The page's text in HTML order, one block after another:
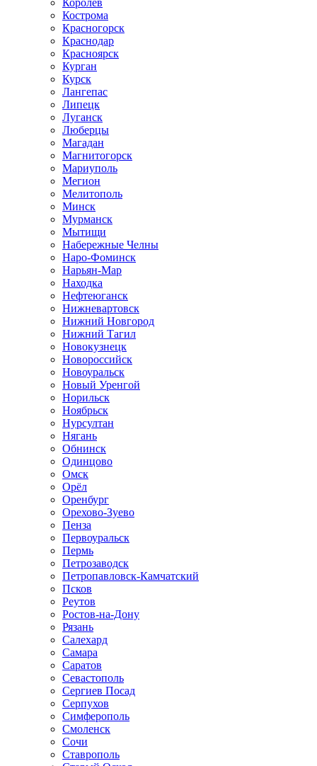
Королев
Кострома
Красногорск
Краснодар
Красноярск
Курган
Курск
Лангепас
Липецк
Луганск
Люберцы
Магадан
Магнитогорск
Мариуполь
Мегион
Мелитополь
Минск
Мурманск
Мытищи
Набережные Челны
Наро-Фоминск
Нарьян-Мар
Находка
Нефтеюганск
Нижневартовск
Нижний Новгород
Нижний Тагил
Новокузнецк
Новороссийск
Новоуральск
Новый Уренгой
Норильск
Ноябрьск
Нурсултан
Нягань
Обнинск
Одинцово
Омск
Орёл
Оренбург
Орехово-Зуево
Пенза
Первоуральск
Пермь
Петрозаводск
Петропавловск-Камчатский
Псков
Реутов
Ростов-на-Дону
Рязань
Салехард
Самара
Саратов
Севастополь
Сергиев Посад
Серпухов
Симферополь
Смоленск
Сочи
Ставрополь